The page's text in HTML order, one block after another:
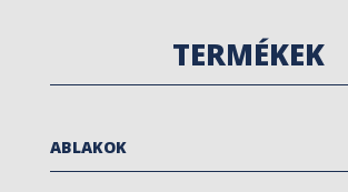
TERMÉKEK
ABLAKOK